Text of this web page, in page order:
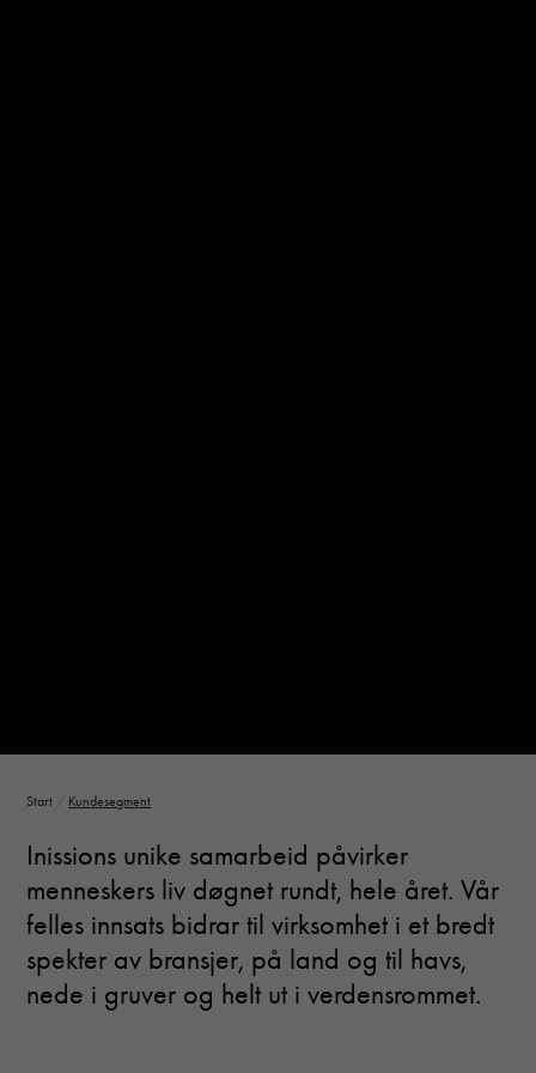
Start Kundesegment
Inissions unike samarbeid påvirker
menneskers liv døgnet rundt, hele året. Vår
felles innsats bidrar til virksomhet i et bredt
spekter av bransjer, på land og til havs,
nede i gruver og helt ut i verdensrommet.
needed for
Statistics
In order for
us to
improve the
website's
functionality